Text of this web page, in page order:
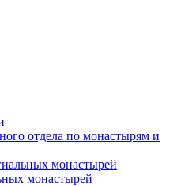
отдела по монастырям и
монастырей
монастырей